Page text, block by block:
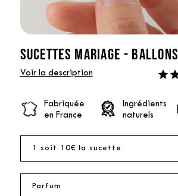
SUCETTES MARIAGE - BALLONS
Voir la description
Fabriquée
en France
Ingrédients
naturels